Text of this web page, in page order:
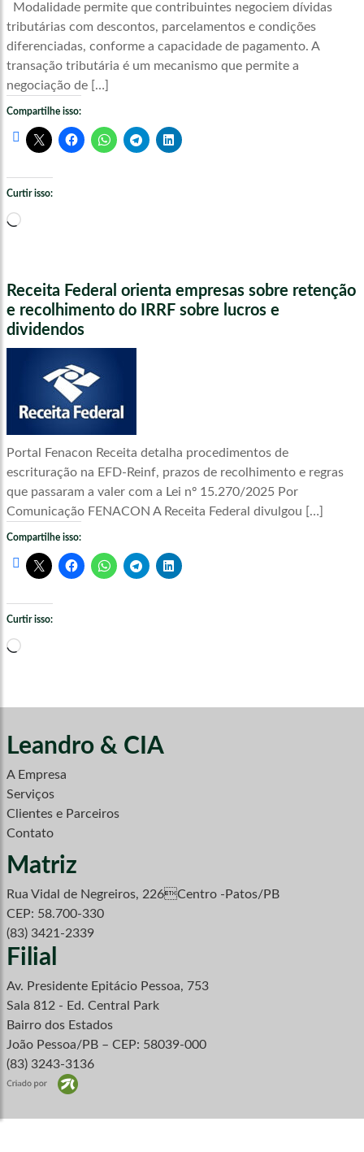
Modalidade permite que contribuintes negociem dívidas
tributárias com descontos, parcelamentos e condições
diferenciadas, conforme a capacidade de pagamento. A
transação tributária é um mecanismo que permite a
negociação de […]
Compartilhe isso:
Curtir isso:
Carregando...
Receita Federal orienta empresas sobre retenção
e recolhimento do IRRF sobre lucros e
dividendos
Portal Fenacon Receita detalha procedimentos de
escrituração na EFD-Reinf, prazos de recolhimento e regras
que passaram a valer com a Lei nº 15.270/2025 Por
Comunicação FENACON A Receita Federal divulgou […]
Compartilhe isso:
Curtir isso:
Carregando...
Leandro & CIA
A Empresa
Serviços
Clientes e Parceiros
Contato
Matriz
Rua Vidal de Negreiros, 226Centro -Patos/PB
CEP: 58.700-330
(83) 3421-2339
Filial
Av. Presidente Epitácio Pessoa, 753
Sala 812 - Ed. Central Park
Bairro dos Estados
João Pessoa/PB – CEP: 58039-000
(83) 3243-3136